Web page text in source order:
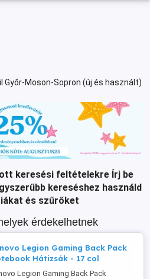
Győr-Moson-Sopron (új és használt)
keresési feltételekre Írj be
kereséshez használd
és szűrőket
érdekelhetnek
Legion Gaming Back Pack
Hátizsák - 17 col
Legion Gaming Back Pack